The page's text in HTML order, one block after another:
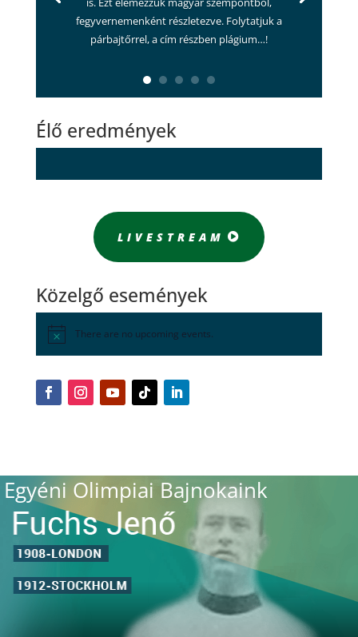
fegyvernemenként részletezve. Folytatjuk a
párbajtőrrel, a cím részben plágium…!
Élő eredmények
LIVESTREAM
Közelgő események
There are no upcoming events.
Egyéni Olimpiai Bajnokaink